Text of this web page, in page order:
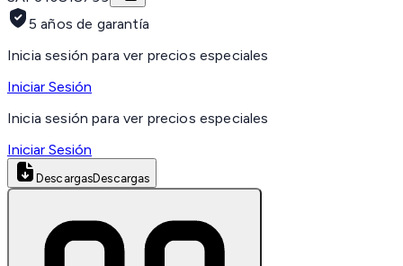
5 años de garantía
Inicia sesión para ver precios especiales
Iniciar Sesión
Inicia sesión para ver precios especiales
Iniciar Sesión
DescargasDescargas